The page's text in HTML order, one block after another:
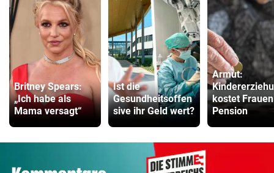
Britney Spears:
„Ich habe als
Mama versagt“
Ist die
Gesundheitsoffen
sive ihr Geld wert?
Armut:
kostet
Pension